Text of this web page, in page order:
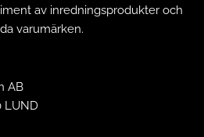
av inredningsprodukter och
varumärken.
AB
LUND